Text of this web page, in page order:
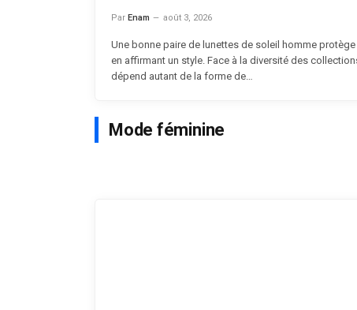
Par Enam août 3, 2026
Une bonne paire de lunettes de soleil homme
en affirmant un style. Face à la diversité des
dépend autant de la forme de…
Mode féminine